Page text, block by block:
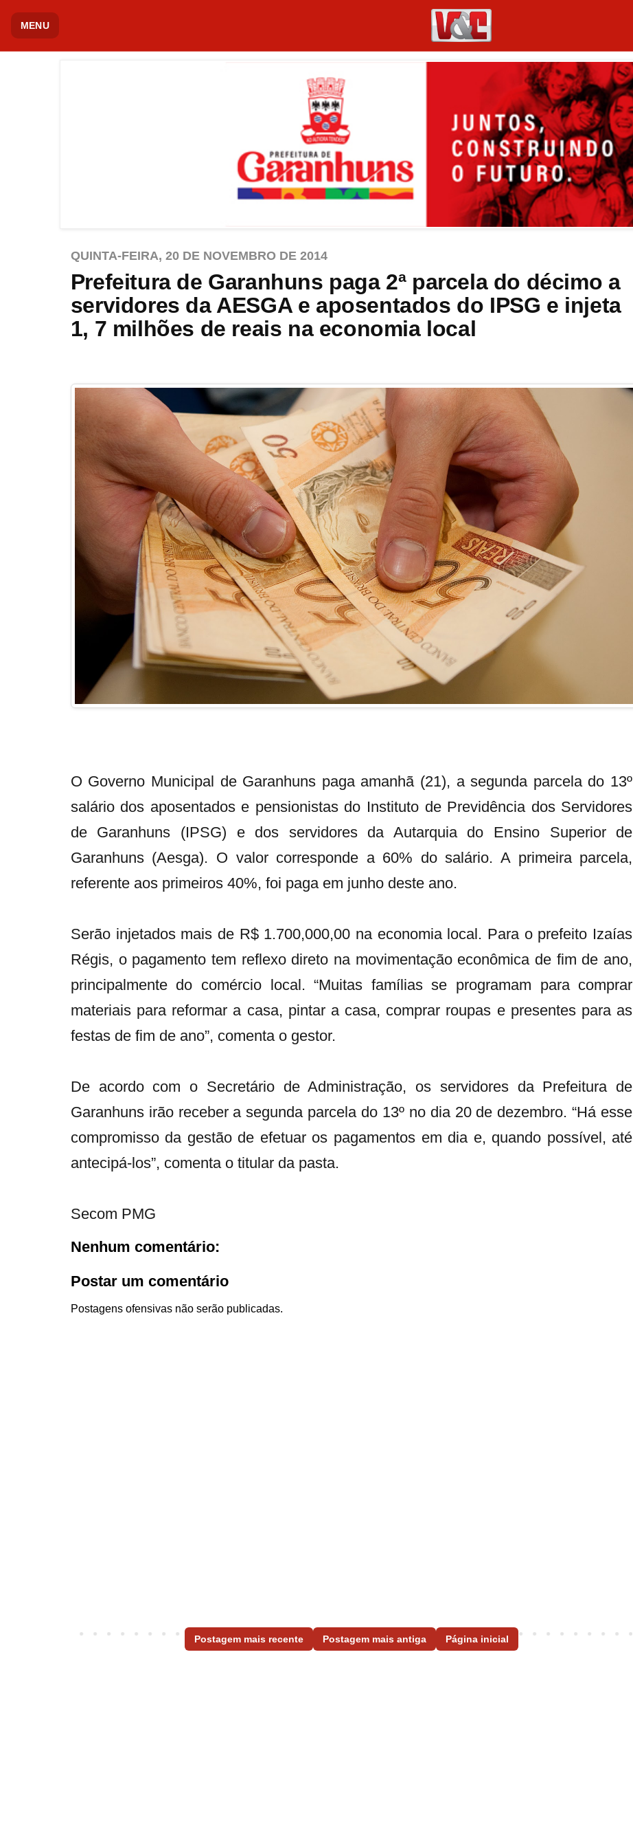
MENU
QUINTA-FEIRA, 20 DE NOVEMBRO DE 2014
Prefeitura de Garanhuns paga 2ª parcela do décimo a
servidores da AESGA e aposentados do IPSG e injeta
1, 7 milhões de reais na economia local
O Governo Municipal de Garanhuns paga amanhã (21), a segunda parcela do 13º
salário dos aposentados e pensionistas do Instituto de Previdência dos Servidores
de Garanhuns (IPSG) e dos servidores da Autarquia do Ensino Superior de
Garanhuns (Aesga). O valor corresponde a 60% do salário. A primeira parcela,
referente aos primeiros 40%, foi paga em junho deste ano.
Serão injetados mais de R$ 1.700,000,00 na economia local. Para o prefeito Izaías
Régis, o pagamento tem reflexo direto na movimentação econômica de fim de ano,
principalmente do comércio local. “Muitas famílias se programam para comprar
materiais para reformar a casa, pintar a casa, comprar roupas e presentes para as
festas de fim de ano”, comenta o gestor.
De acordo com o Secretário de Administração, os servidores da Prefeitura de
Garanhuns irão receber a segunda parcela do 13º no dia 20 de dezembro. “Há esse
compromisso da gestão de efetuar os pagamentos em dia e, quando possível, até
antecipá-los”, comenta o titular da pasta.
Secom PMG
Nenhum comentário:
Postar um comentário
Postagens ofensivas não serão publicadas.
Postagem mais recente Postagem mais antiga Página inicial